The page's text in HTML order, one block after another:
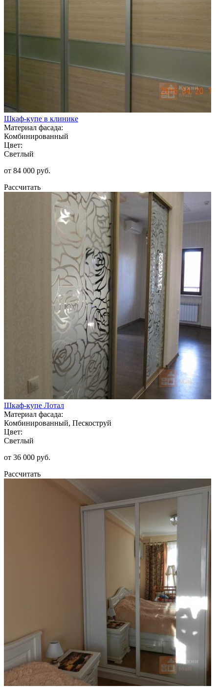
Шкаф-купе в клинике
Материал фасада:
Комбинированный
Цвет:
Светлый
от 84 000 руб.
Рассчитать
Шкаф-купе Лотал
Материал фасада:
Комбинированный, Пескоструй
Цвет:
Светлый
от 36 000 руб.
Рассчитать